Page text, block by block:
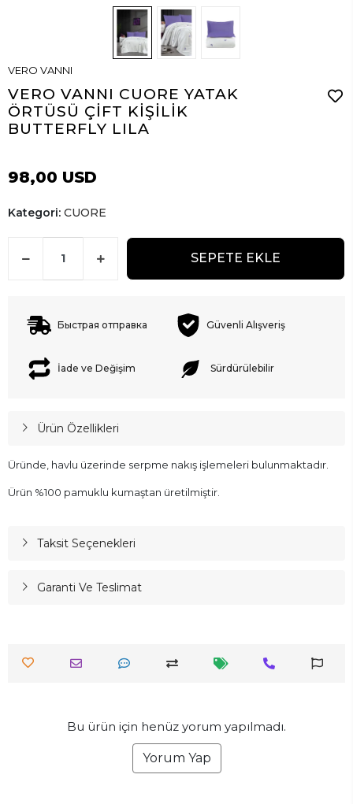
VERO VANNI
VERO VANNI CUORE YATAK
ÖRTÜSÜ ÇİFT KİŞİLİK
BUTTERFLY LILA
98,00 USD
Kategori: CUORE
SEPETE EKLE
Быстрая отправка Güvenli Alışveriş
İade ve Değişim Sürdürülebilir
Ürün Özellikleri
Üründe, havlu üzerinde serpme nakış işlemeleri bulunmaktadır.
Ürün %100 pamuklu kumaştan üretilmiştir.
Taksit Seçenekleri
Garanti Ve Teslimat
Bu ürün için henüz yorum yapılmadı.
Yorum Yap